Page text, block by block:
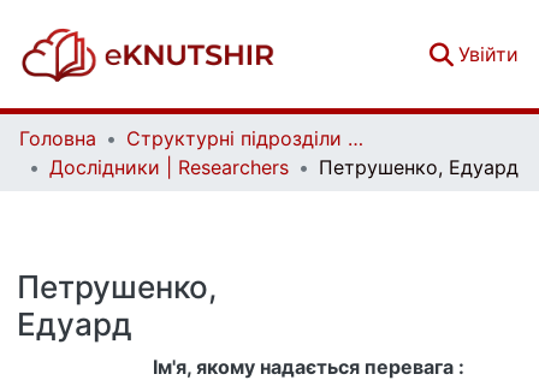
Увійти
Головна
Структурні підрозділи Київського національного університету імені Тараса Шевченка та Організації | Faculties, Institutes and Departments of Taras Shevchenko National University of Kyiv and Organizations
Дослідники | Researchers
Петрушенко, Едуард
Петрушенко,
Едуард
Ім'я, якому надається перевага :